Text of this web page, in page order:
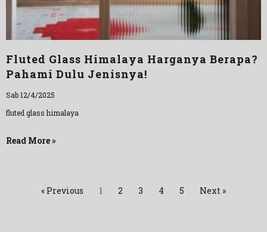
Fluted Glass Himalaya Harganya Berapa?
Pahami Dulu Jenisnya!
Sab 12/4/2025
fluted glass himalaya
Read More »
« Previous 1 2 3 4 5 Next »